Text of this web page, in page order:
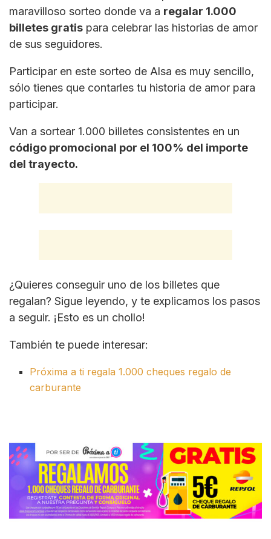
maravilloso sorteo donde va a regalar 1.000
billetes gratis para celebrar las historias de amor
de sus seguidores.
Participar en este sorteo de Alsa es muy sencillo,
sólo tienes que contarles tu historia de amor para
participar.
Van a sortear 1.000 billetes consistentes en un
código promocional por el 100% del importe
del trayecto.
¿Quieres conseguir uno de los billetes que
regalan? Sigue leyendo, y te explicamos los pasos
a seguir. ¡Esto es un chollo!
También te puede interesar:
Próxima a ti regala 1.000 cheques regalo de
carburante